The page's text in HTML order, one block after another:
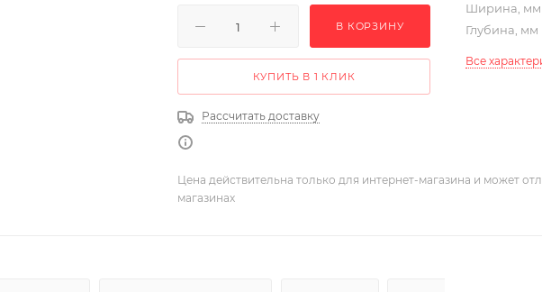
В КОРЗИНУ
КУПИТЬ В 1 КЛИК
Рассчитать доставку
Ширина, мм
Глубина, мм
Все
Цена действительна только для интернет-магазина и может
магазинах